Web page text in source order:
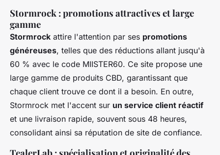
Stormrock : promotions attractives et large
gamme
Stormrock attire l'attention par ses promotions
généreuses, telles que des réductions allant jusqu'à
60 % avec le code MIISTER60. Ce site propose une
large gamme de produits CBD, garantissant que
chaque client trouve ce dont il a besoin. En outre,
Stormrock met l'accent sur un service client réactif
et une livraison rapide, souvent sous 48 heures,
consolidant ainsi sa réputation de site de confiance.